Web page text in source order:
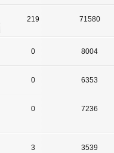
219 71580
0 8004
0 6353
0 7236
3 3539